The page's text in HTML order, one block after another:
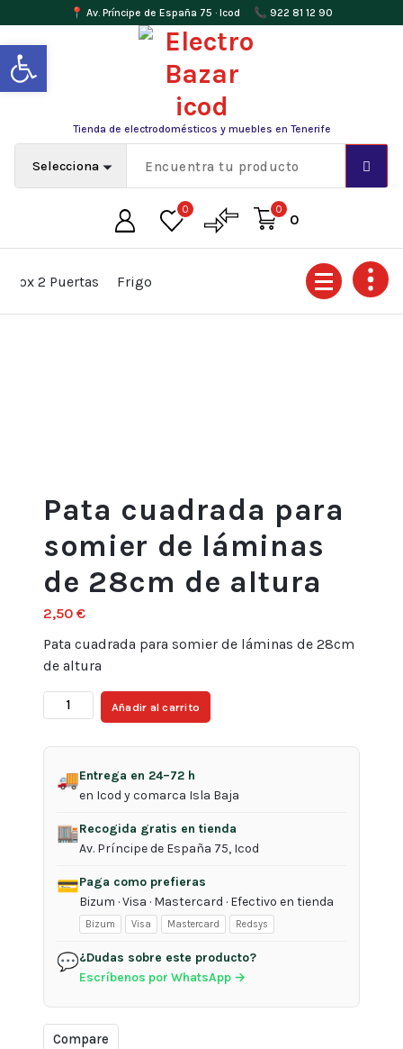
Abrir barra de herramientas
📍 Av. Príncipe de España 75 · Icod 📞 922 81 12 90
contenido
Tienda de electrodomésticos y muebles en Tenerife
0 0
0
2 Puertas Frigo Combi 2 metros LG Placa Tegran
Pata cuadrada para
somier de láminas
de 28cm de altura
2,50 €
Pata cuadrada para somier de láminas de 28cm
de altura
Pata
cuadrada
para
de
de
28cm
altura
cantidad
Añadir al carrito
🚚Entrega en 24–72 h
en Icod y comarca Isla Baja
🏬Recogida gratis en tienda
Av. Príncipe de España 75, Icod
💳Paga como prefieras
Bizum · Visa · Mastercard · Efectivo en tienda
Bizum Visa Mastercard Redsys
💬¿Dudas sobre este producto?
Escríbenos por WhatsApp →
Compare